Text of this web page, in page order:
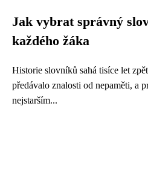
Jak vybrat správný
každého žáka
Historie slovníků sahá tisíce let
předávalo znalosti od nepaměti, a
nejstarším...